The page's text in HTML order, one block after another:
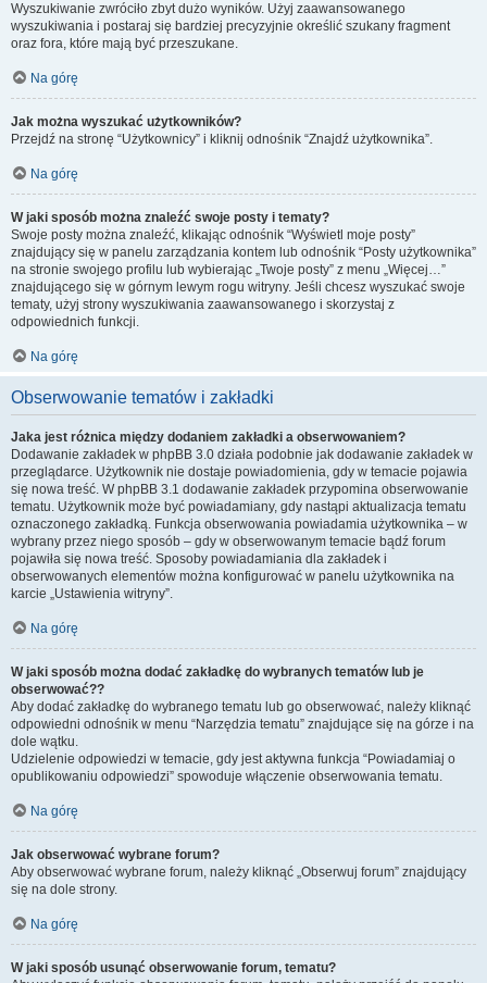
Wyszukiwanie zwróciło zbyt dużo wyników. Użyj zaawansowanego
wyszukiwania i postaraj się bardziej precyzyjnie określić szukany fragment
oraz fora, które mają być przeszukane.
Na górę
Jak można wyszukać użytkowników?
Przejdź na stronę “Użytkownicy” i kliknij odnośnik “Znajdź użytkownika”.
Na górę
W jaki sposób można znaleźć swoje posty i tematy?
Swoje posty można znaleźć, klikając odnośnik “Wyświetl moje posty”
znajdujący się w panelu zarządzania kontem lub odnośnik “Posty użytkownika”
na stronie swojego profilu lub wybierając „Twoje posty” z menu „Więcej…”
znajdującego się w górnym lewym rogu witryny. Jeśli chcesz wyszukać swoje
tematy, użyj strony wyszukiwania zaawansowanego i skorzystaj z
odpowiednich funkcji.
Na górę
Obserwowanie tematów i zakładki
Jaka jest różnica między dodaniem zakładki a obserwowaniem?
Dodawanie zakładek w phpBB 3.0 działa podobnie jak dodawanie zakładek w
przeglądarce. Użytkownik nie dostaje powiadomienia, gdy w temacie pojawia
się nowa treść. W phpBB 3.1 dodawanie zakładek przypomina obserwowanie
tematu. Użytkownik może być powiadamiany, gdy nastąpi aktualizacja tematu
oznaczonego zakładką. Funkcja obserwowania powiadamia użytkownika – w
wybrany przez niego sposób – gdy w obserwowanym temacie bądź forum
pojawiła się nowa treść. Sposoby powiadamiania dla zakładek i
obserwowanych elementów można konfigurować w panelu użytkownika na
karcie „Ustawienia witryny”.
Na górę
W jaki sposób można dodać zakładkę do wybranych tematów lub je
obserwować??
Aby dodać zakładkę do wybranego tematu lub go obserwować, należy kliknąć
odpowiedni odnośnik w menu “Narzędzia tematu” znajdujące się na górze i na
dole wątku.
Udzielenie odpowiedzi w temacie, gdy jest aktywna funkcja “Powiadamiaj o
opublikowaniu odpowiedzi” spowoduje włączenie obserwowania tematu.
Na górę
Jak obserwować wybrane forum?
Aby obserwować wybrane forum, należy kliknąć „Obserwuj forum” znajdujący
się na dole strony.
Na górę
W jaki sposób usunąć obserwowanie forum, tematu?